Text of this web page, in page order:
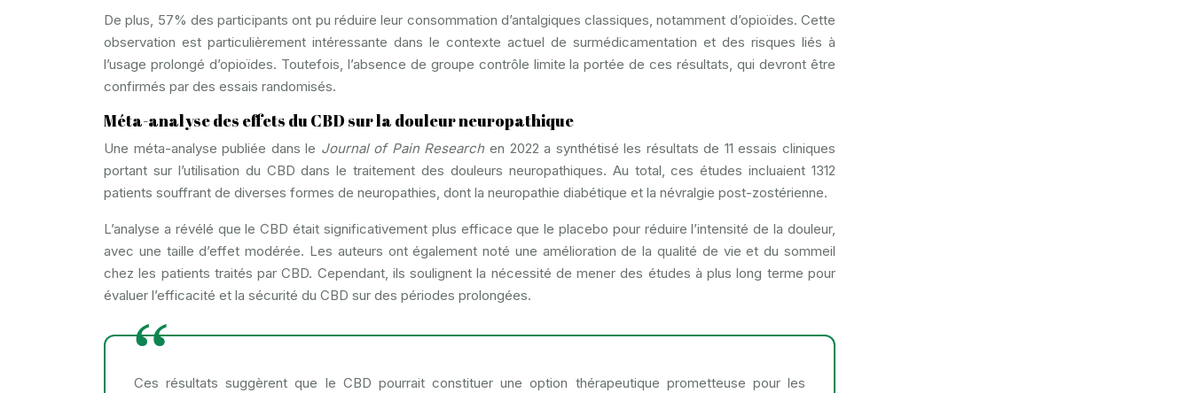
De plus, 57% des participants ont pu réduire leur consommation d’antalgiques classiques, notamment d’opioïdes. Cette
observation est particulièrement intéressante dans le contexte actuel de surmédicamentation et des risques liés à
l’usage prolongé d’opioïdes. Toutefois, l’absence de groupe contrôle limite la portée de ces résultats, qui devront être
confirmés par des essais randomisés.
Méta-analyse des effets du CBD sur la douleur neuropathique
Une méta-analyse publiée dans le Journal of Pain Researchen 2022 a synthétisé les résultats de 11 essais cliniques
portant sur l’utilisation du CBD dans le traitement des douleurs neuropathiques. Au total, ces études incluaient 1312
patients souffrant de diverses formes de neuropathies, dont la neuropathie diabétique et la névralgie post-zostérienne.
L’analyse a révélé que le CBD était significativement plus efficace que le placebo pour réduire l’intensité de la douleur,
avec une taille d’effet modérée. Les auteurs ont également noté une amélioration de la qualité de vie et du sommeil
chez les patients traités par CBD. Cependant, ils soulignent la nécessité de mener des études à plus long terme pour
évaluer l’efficacité et la sécurité du CBD sur des périodes prolongées.
Ces résultats suggèrent que le CBD pourrait constituer une option thérapeutique prometteuse pour les